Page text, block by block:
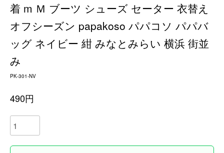
着 m Ｍ ブーツ シューズ セーター 衣替え
オフシーズン papakoso パパコソ パパバ
ッグ ネイビー 紺 みなとみらい 横浜 街並
み
PK-301-NV
490円